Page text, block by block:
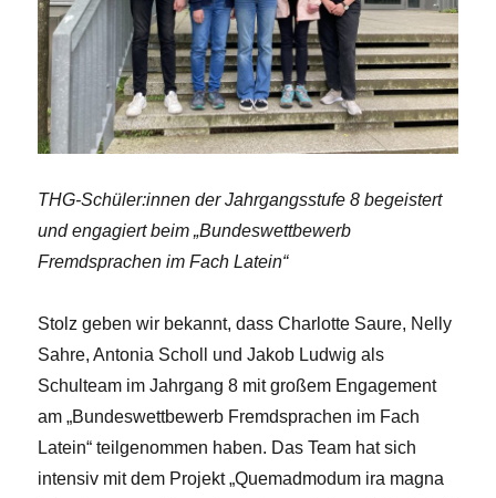
THG-Schüler:innen der Jahrgangsstufe 8 begeistert
und engagiert beim „Bundeswettbewerb
Fremdsprachen im Fach Latein“
Stolz geben wir bekannt, dass Charlotte Saure, Nelly
Sahre, Antonia Scholl und Jakob Ludwig als
Schulteam im Jahrgang 8 mit großem Engagement
am „Bundeswettbewerb Fremdsprachen im Fach
Latein“ teilgenommen haben. Das Team hat sich
intensiv mit dem Projekt „Quemadmodum ira magna